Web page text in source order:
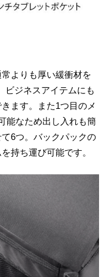
よりも厚い緩衝材を
ビジネスアイテムにも
ます。また1つ目のメ
能なため出し入れも簡
6つ。バックパックの
持ち運び可能です。